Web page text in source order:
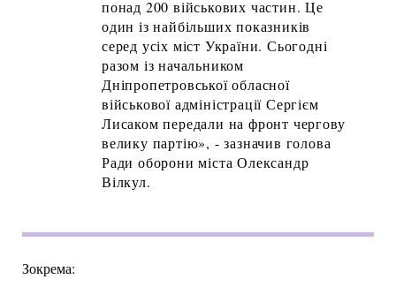
понад 200 військових частин. Це
один із найбільших показників
серед усіх міст України. Сьогодні
разом із начальником
Дніпропетровської обласної
військової адміністрації Сергієм
Лисаком передали на фронт чергову
велику партію», - зазначив голова
Ради оборони міста Олександр
Вілкул.
Зокрема: